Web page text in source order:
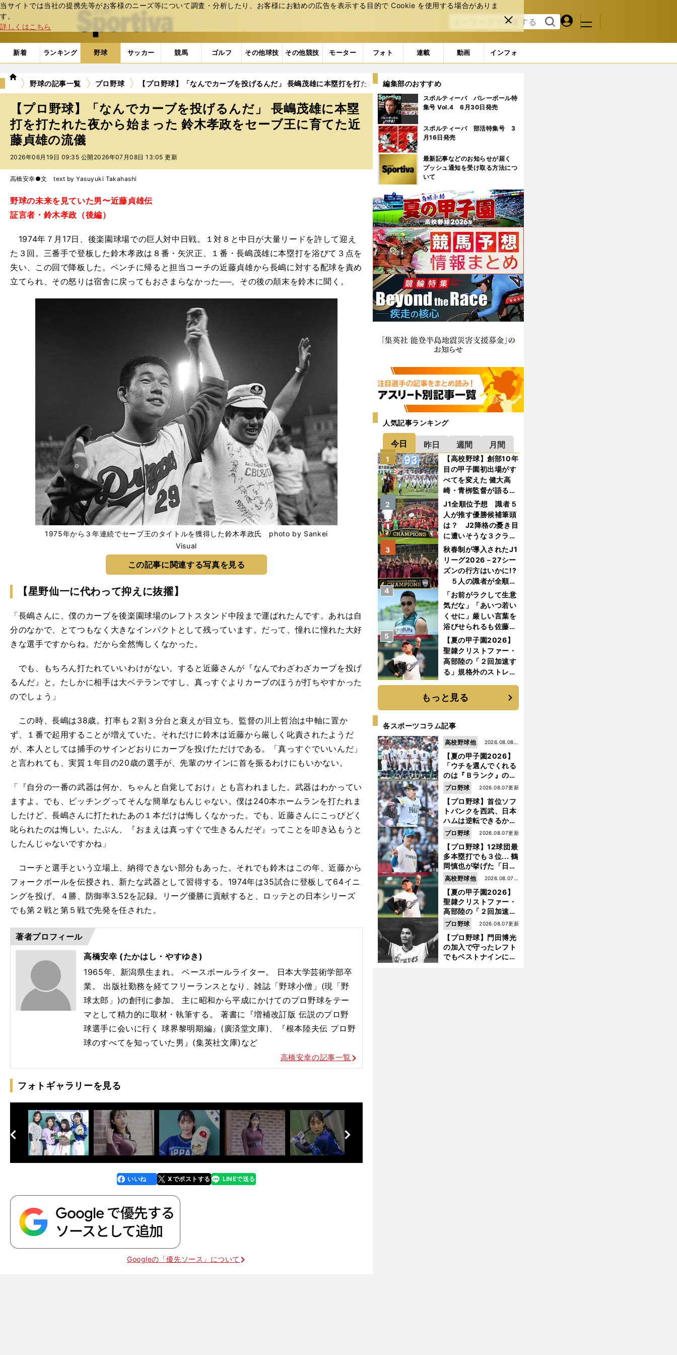
当サイトでは当社の提携先等がお客様のニーズ等について調査・分析したり、お客様にお勧めの広告を表⽰する⽬的で Cookie を使⽤する場合がありま
す。
詳しくはこちら
閉じ
る
web Sportiva (webスポルティーバ)
検索
る
マイペ
ジ
メニュ
新着 ランキング 野球 サッカー 競馬 ゴルフ その他球技 その他競技 モーター フォト 連載 動画 インフォ
we
ル
テ
ィ
ー
野球の記事一覧 プロ野球 【プロ野球】「なんでカーブを投げるんだ」 長嶋茂雄に本塁打を打たれた夜から始まった 鈴木孝政をセーブ王に育てた近藤貞雄の流儀
【プロ野球】「なんでカーブを投げるんだ」 長嶋茂雄に本塁
打を打たれた夜から始まった 鈴木孝政をセーブ王に育てた近
藤貞雄の流儀
2026年06月19日 09:35 公開 2026年07月08日 13:05 更新
高橋安幸●文 text by Yasuyuki Takahashi
野球の未来を見ていた男〜近藤貞雄伝
証言者・鈴木孝政（後編）
1974年７月17日、後楽園球場での巨人対中日戦。１対８と中日が大量リードを許して迎え
た３回。三番手で登板した鈴木孝政は８番・矢沢正、１番・長嶋茂雄に本塁打を浴びて３点を
失い、この回で降板した。ベンチに帰ると担当コーチの近藤貞雄から長嶋に対する配球を責め
立てられ、その怒りは宿舎に戻ってもおさまらなかった──。その後の顛末を鈴木に聞く。
1975年から３年連続でセーブ王のタイトルを獲得した鈴木孝政氏 photo by Sankei
Visual
この記事に関連する写真を見る
【星野仙一に代わって抑えに抜擢】
「長嶋さんに、僕のカーブを後楽園球場のレフトスタンド中段まで運ばれたんです。あれは自
分のなかで、とてつもなく大きなインパクトとして残っています。だって、憧れに憧れた大好
きな選手ですからね。だから全然悔しくなかった。
でも、もちろん打たれていいわけがない。すると近藤さんが『なんでわざわざカーブを投げ
るんだ』と。たしかに相手は大ベテランですし、真っすぐよりカーブのほうが打ちやすかった
のでしょう」
この時、長嶋は38歳。打率も２割３分台と衰えが目立ち、監督の川上哲治は中軸に置か
ず、１番で起用することが増えていた。それだけに鈴木は近藤から厳しく叱責されたようだ
が、本人としては捕手のサインどおりにカーブを投げただけである。「真っすぐでいいんだ」
と言われても、実質１年目の20歳の選手が、先輩のサインに首を振るわけにもいかない。
「『自分の一番の武器は何か、ちゃんと自覚しておけ』とも言われました。武器はわかってい
ますよ。でも、ピッチングってそんな簡単なもんじゃない。僕は240本ホームランを打たれま
したけど、長嶋さんに打たれたあの１本だけは悔しくなかった。でも、近藤さんにこっぴどく
叱られたのは悔しい。たぶん、『おまえは真っすぐで生きるんだぞ』ってことを叩き込もうと
したんじゃないですかね」
コーチと選手という立場上、納得できない部分もあった。それでも鈴木はこの年、近藤から
フォークボールを伝授され、新たな武器として習得する。1974年は35試合に登板して64イニ
ングを投げ、４勝、防御率3.52を記録。リーグ優勝に貢献すると、ロッテとの日本シリーズ
でも第２戦と第５戦で先発を任された。
著者プロフィール
高橋安幸 (たかはし・やすゆき)
1965年、新潟県生まれ。 ベースボールライター。 日本大学芸術学部卒
業。 出版社勤務を経てフリーランスとなり、雑誌「野球小僧」(現「野
球太郎」)の創刊に参加。 主に昭和から平成にかけてのプロ野球をテー
マとして精力的に取材・執筆する。 著書に『増補改訂版 伝説のプロ野
球選手に会いに行く 球界黎明期編』(廣済堂文庫)、『根本陸夫伝 プロ野
球のすべてを知っていた男』(集英社文庫)など
高橋安幸の記事一覧
フォトギャラリーを見る
次
へ
前
へ
faceboo
k
いいね Xでポストする
line LINEで送る
Googleの「優先ソース」について
】肩」
編集部のおすすめ
スポルティーバ バレーボール特
集号 Vol.4 6月30日発売
スポルティーバ 部活特集号 3
月16日発売
最新記事などのお知らせが届く
プッシュ通知を受け取る方法につ
いて
人気記事ランキング
今日 昨日 週間 月間
【高校野球】創部10年
目の甲子園初出場がす
べてを変えた 健大高
崎・青栁監督が語る
「機動破壊」はこうし
て生まれた
1
J1全順位予想 識者５
人が推す優勝候補筆頭
は？ J2降格の憂き目
に遭いそうな３クラブ
とは？
2
秋春制が導入されたJ1
リーグ2026－27シー
ズンの行方はいかに!?
５人の識者が全順位
を大胆予想
3
「お前がラクして生意
気だな」「あいつ若い
くせに」厳しい言葉を
浴びせられるも佐藤慎
太郎が貫いた誇りとフ
ァンへの思い
4
【夏の甲子園2026】
聖隷クリストファー・
高部陸の「２回加速す
る」規格外のストレー
く大学進学を選ぶ理由
5
もっと見る
各スポーツコラム記事
【夏の甲子園2026】
「ウチを選んでくれる
のは『Ｂランク』の選
手たち」 八幡商が15
年ぶり甲子園をつかん
だ"名門復活"の舞台裏
2026.08.08更
高校野球他
【プロ野球】首位ソフ
トバンクを西武、日本
ハムは逆転できるか？
鶴岡慎也が挙げる終
盤戦のキーマン３人
2026.08.07更新
プロ野球
【プロ野球】12球団最
多本塁打でも３位... 鶴
岡慎也が挙げた「日本
ハムの誤算」とソフト
バンク追撃のカギ
2026.08.07更新
プロ野球
【夏の甲子園2026】
聖隷クリストファー・
高部陸の「２回加速す
る」規格外のストレー
ト それでもプロではな
く大学進学を選ぶ理由
2026.08.07更
高校野球他
【プロ野球】門田博光
の加入で守ったレフト
でもベストナインに輝
2026.08.07更新
プロ野球